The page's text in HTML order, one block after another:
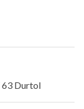
63 Durtol